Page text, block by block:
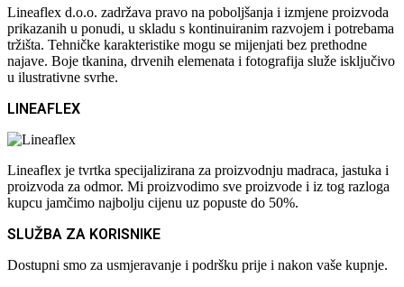
Lineaflex d.o.o. zadržava pravo na poboljšanja i izmjene proizvoda
prikazanih u ponudi, u skladu s kontinuiranim razvojem i potrebama
tržišta. Tehničke karakteristike mogu se mijenjati bez prethodne
najave. Boje tkanina, drvenih elemenata i fotografija služe isključivo
u ilustrativne svrhe.
LINEAFLEX
Lineaflex je tvrtka specijalizirana za proizvodnju madraca, jastuka i
proizvoda za odmor. Mi proizvodimo sve proizvode i iz tog razloga
kupcu jamčimo najbolju cijenu uz popuste do 50%.
SLUŽBA ZA KORISNIKE
Dostupni smo za usmjeravanje i podršku prije i nakon vaše kupnje.